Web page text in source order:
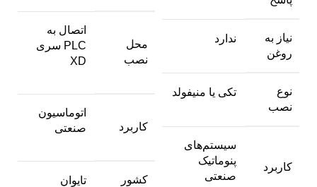
نیاز به
روغن
ندارد
نوع
نصب
تکی یا منیفولد
کاربرد
سیستم‌های
پنوماتیک
صنعتی
محل
نصب
اتصال به
PLC سری
XD
کاربرد
اتوماسیون
صنعتی
کشور
تایوان